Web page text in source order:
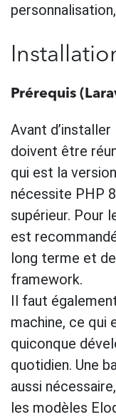
Prérequis
Avant
doivent être
qui est la
nécessite PHP
supérieur. Pour
est
long terme et
framework.
Il faut
machine, ce qui
quiconque
quotidien. Une
aussi
les modèles